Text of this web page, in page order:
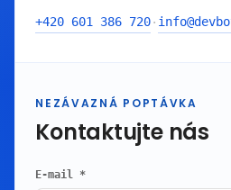
+420 601 386 720·
NEZÁVAZNÁ POPTÁVKA
Kontaktujte nás
E-mail *